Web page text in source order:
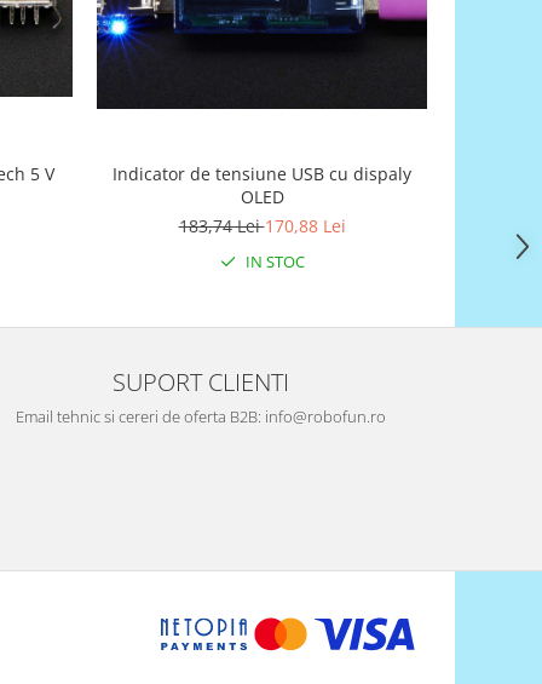
5 V
Indicator de tensiune USB cu dispaly
OLED
183,74 Lei170,88 Lei
IN STOC
SUPORT CLIENTI
Email tehnic si cereri de oferta B2B: info@robofun.ro